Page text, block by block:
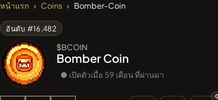
ที่นิยม
YellowCatz
Algorithmic Trading
หน้าแรก Coins Bomber-Coin
อันดับ #16,482
$BCOIN
Bomber Coin
● เปิดตัวเมื่อ 59 เดือน ที่ผ่านมา